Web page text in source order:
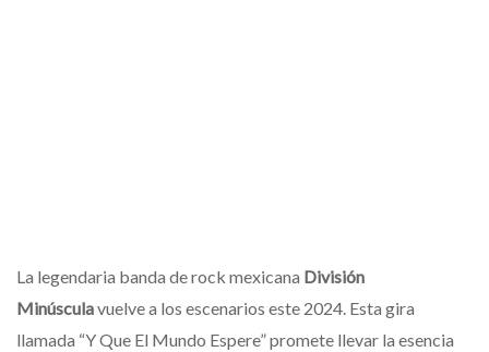
La legendaria banda de rock mexicana División
Minúsculavuelve a los escenarios este 2024. Esta gira
llamada “Y Que El Mundo Espere” promete llevar la esencia